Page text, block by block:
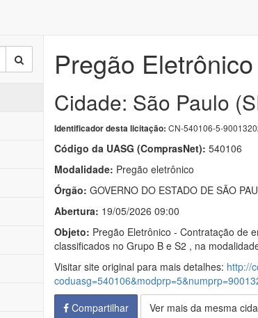
Pregão
Cidade: São Paulo
Identificador desta licitação: CN-540106-5-
Código da UASG (ComprasNet): 540106
Modalidade: Pregão eletrônico
Órgão: GOVERNO DO ESTADO DE SÃO
Abertura: 19/05/2026 09:00
Objeto: Pregão Eletrônico - Contratação de
classificados no Grupo B e S2 , na
Visitar site original para mais detalhes: http://
Compartilhar
Ver mais da mesma